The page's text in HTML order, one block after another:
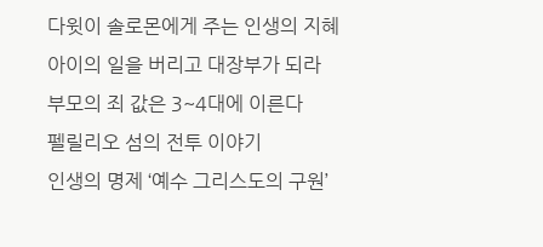
다윗이 솔로몬에게 주는 인생의 지혜
아이의 일을 버리고 대장부가 되라
부모의 죄 값은 3~4대에 이른다
펠릴리오 섬의 전투 이야기
인생의 명제 ‘예수 그리스도의 구원’